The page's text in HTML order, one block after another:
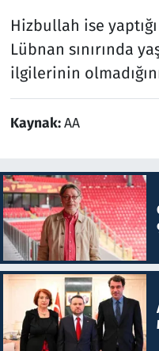
Hizbullah ise
Lübnan sınırında
ilgilerinin
Kaynak:AA